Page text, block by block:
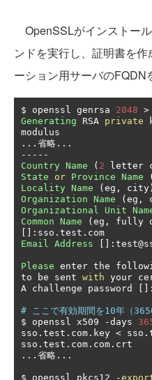
OpenSSLがインストー
ンドを実行し、証明書を
ーション用サーバのFQDN
$ openssl genrsa 2048 >
Generating RSA private
...省略...
-----
Country Name ( 2 letter
State
or Province Name
Locality Name (eg , city)
Organization Name (eg ,
Organizational
Unit
Common Name (eg , fully
[]: sso . test .
Email
Address []:
Please enter the
to be sent with your
A challenge password
[]:
# ここで有効期間を10年（
$ openssl x509
-days
sso . test . com . key < sso .
sso . test . com . com .
...省略...
$ openssl pkcs12 -